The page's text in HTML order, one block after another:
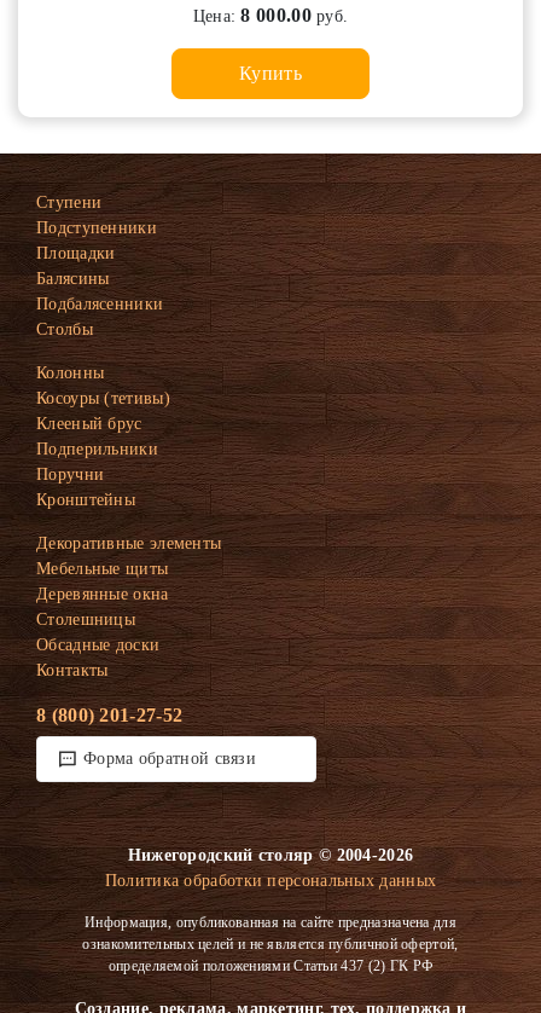
Цена:8 000.00руб.
Купить
Ступени
Подступенники
Площадки
Балясины
Подбалясенники
Столбы
Колонны
Косоуры (тетивы)
Клееный брус
Подперильники
Поручни
Кронштейны
Декоративные элементы
Мебельные щиты
Деревянные окна
Столешницы
Обсадные доски
Контакты
8 (800) 201-27-52
Форма обратной связи
Нижегородский столяр © 2004-2026
Политика обработки персональных данных
Информация, опубликованная на сайте предназначена для
ознакомительных целей и не является публичной офертой,
определяемой положениями Статьи 437 (2) ГК РФ
Создание, реклама, маркетинг, тех. поддержка и